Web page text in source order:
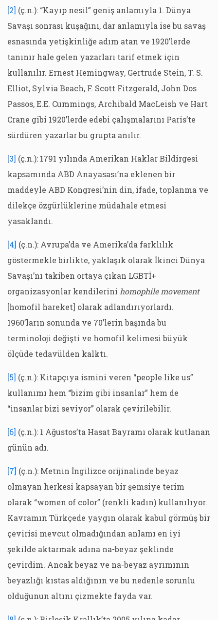
[2] (ç.n.): “Kayıp nesil” geniş anlamıyla 1. Dünya
Savaşı sonrası kuşağını, dar anlamıyla ise bu savaş
esnasında yetişkinliğe adım atan ve 1920’lerde
tanınır hale gelen yazarları tarif etmek için
kullanılır. Ernest Hemingway, Gertrude Stein, T. S.
Elliot, Sylvia Beach, F. Scott Fitzgerald, John Dos
Passos, E.E. Cummings, Archibald MacLeish ve Hart
Crane gibi 1920’lerde edebi çalışmalarını Paris’te
sürdüren yazarlar bu grupta anılır.
[3] (ç.n.): 1791 yılında Amerikan Haklar Bildirgesi
kapsamında ABD Anayasası’na eklenen bir
maddeyle ABD Kongresi’nin din, ifade, toplanma ve
dilekçe özgürlüklerine müdahale etmesi
yasaklandı.
[4] (ç.n.): Avrupa’da ve Amerika’da farklılık
göstermekle birlikte, yaklaşık olarak İkinci Dünya
Savaşı’nı takiben ortaya çıkan LGBTİ+
organizasyonlar kendilerini homophile movement
[homofil hareket] olarak adlandırıyorlardı.
1960’ların sonunda ve 70’lerin başında bu
terminoloji değişti ve homofil kelimesi büyük
ölçüde tedavülden kalktı.
[5] (ç.n.): Kitapçıya ismini veren “people like us”
kullanımı hem “bizim gibi insanlar” hem de
“insanlar bizi seviyor” olarak çevirilebilir.
[6] (ç.n.): 1 Ağustos’ta Hasat Bayramı olarak kutlanan
günün adı.
[7] (ç.n.): Metnin İngilizce orijinalinde beyaz
olmayan herkesi kapsayan bir şemsiye terim
olarak “women of color” (renkli kadın) kullanılıyor.
Kavramın Türkçede yaygın olarak kabul görmüş bir
çevirisi mevcut olmadığından anlamı en iyi
şekilde aktarmak adına na-beyaz şeklinde
çevirdim. Ancak beyaz ve na-beyaz ayrımının
beyazlığı kıstas aldığının ve bu nedenle sorunlu
olduğunun altını çizmekte fayda var.